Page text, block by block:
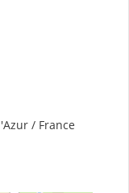
/ France